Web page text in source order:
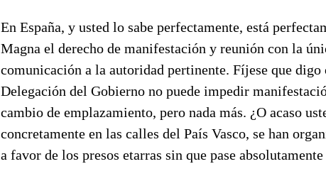
En España, y usted lo sabe perfectamente, está
Magna el derecho de manifestación y reunión con la
comunicación a la autoridad pertinente. Fíjese que
Delegación del Gobierno no puede impedir
cambio de emplazamiento, pero nada más. ¿O acaso
concretamente en las calles del País Vasco, se han
a favor de los presos etarras sin que pase absolutamente